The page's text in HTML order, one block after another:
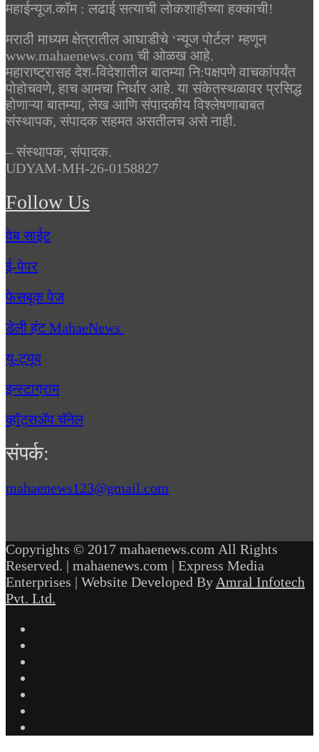
महाईन्यूज.कॉम : लढाई सत्याची लोकशाहीच्या हक्काची!
मराठी माध्यम क्षेत्रातील आघाडीचे ‘न्यूज पोर्टल’ म्हणून
www.mahaenews.com ची ओळख आहे.
महाराष्ट्रासह देश-विदेशातील बातम्या नि:पक्षपणे वाचकांपर्यंत
पोहोचवणे, हाच आमचा निर्धार आहे. या संकेतस्थळावर प्रसिद्ध
होणाऱ्या बातम्या, लेख आणि संपादकीय विश्लेषणाबाबत
संस्थापक, संपादक सहमत असतीलच असे नाही.
– संस्थापक, संपादक.
UDYAM-MH-26-0158827
Follow Us
वेब साईट
ई-पेपर
फेसबूक पेज
डेली हंट MahaeNews
यु-ट्यूब
इन्स्टाग्राम
व्हॉट्सॲप चॅनेल
संपर्क:
mahaenews123@gmail.com
Copyrights © 2017 mahaenews.com All Rights
Reserved. | mahaenews.com | Express Media
Enterprises | Website Developed ByAmral Infotech
Pvt. Ltd.